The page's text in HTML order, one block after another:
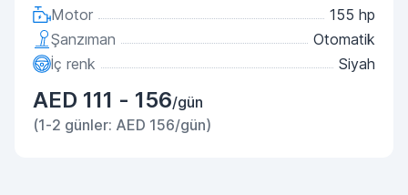
Motor
155 hp
Şanzıman
Otomatik
İç renk
Siyah
AED 111 - 156/gün
(1-2 günler: AED 156/gün)